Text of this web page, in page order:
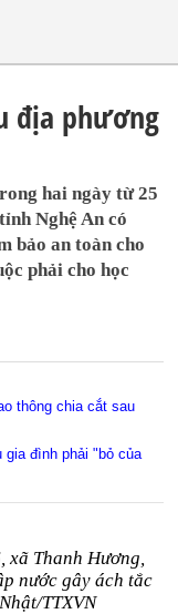
địa phương
hai ngày từ 25
Nghệ An có
bảo an toàn cho
phải cho học
thông chia cắt sau
gia đình phải "bỏ của
xã Thanh Hương,
nước gây ách tắc
TTXVN